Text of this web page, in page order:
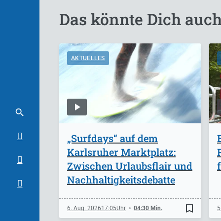
Das könnte Dich
AKTUELLES
„Surfdays“ auf dem
Karlsruher Marktplatz:
Zwischen Urlaubsflair und
Nachhaltigkeitsdebatte
6. Aug. 202617:05 04:30 Min. bookmark_border